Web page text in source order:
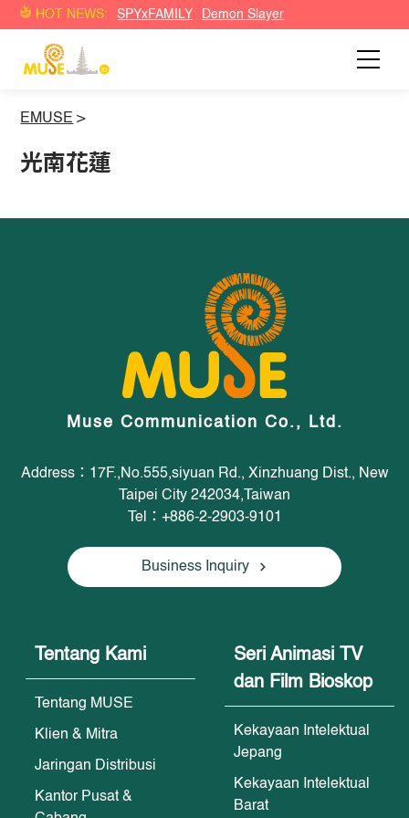
HOT NEWS: SPYxFAMILY Demon Slayer
EMUSE >
光南花蓮
Muse Communication Co., Ltd.
Address：17F.,No.555,siyuan Rd., Xinzhuang Dist., New
Taipei City 242034,Taiwan
Tel：+886-2-2903-9101
Business Inquiry
Tentang Kami
Tentang MUSE
Klien & Mitra
Jaringan Distribusi
Kantor Pusat &
Seri Animasi TV
dan Film Bioskop
Kekayaan Intelektual
Jepang
Kekayaan Intelektual
Barat